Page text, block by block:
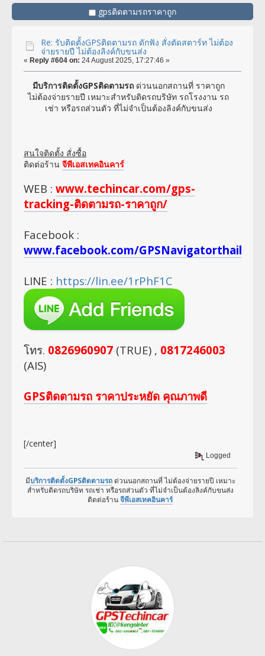
gpsติดตามรถราคาถูก
Re: รับติดตั้งGPSติดตามรถ ดักฟัง สั่งตัดสตาร์ท ไม่ต้อง
จ่ายรายปี ไม่ต้องลิงค์กับขนส่ง
« Reply #604 on: 24 August 2025, 17:27:46 »
มีบริการติดตั้งGPSติดตามรถด่วนนอกสถานที่ ราคาถูก
ไม่ต้องจ่ายรายปี เหมาะสำหรับติดรถบริษัท รถโรงงาน รถ
เช่า หรือรถส่วนตัว ที่ไม่จำเป็นต้องลิงค์กับขนส่ง
สนใจติดตั้ง สั่งซื้อ
ติดต่อร้าน จีพีเอสเทคอินคาร์
WEB : www.techincar.com/gps-
tracking-ติดตามรถ-ราคาถูก/
Facebook :
www.facebook.com/
LINE : https://lin.ee/1rPhF1C
โทร. 0826960907 (TRUE) , 0817246003
(AIS)
GPSติดตามรถ ราคาประหยัด คุณภาพดี
[/center]
Logged
มีบริการติดตั้งGPSติดตามรถด่วนนอกสถานที่ ไม่ต้องจ่ายรายปี เหมาะ
สำหรับติดรถบริษัท รถเช่า หรือรถส่วนตัว ที่ไม่จำเป็นต้องลิงค์กับขนส่ง
ติดต่อร้านจีพีเอสเทคอินคาร์